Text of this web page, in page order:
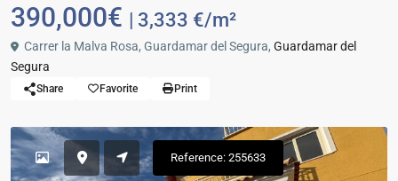
390,000€ | 3,333 €/m²
Carrer la Malva Rosa, Guardamar del Segura, Guardamar del
Segura
Share Favorite Print
Reference: 255633